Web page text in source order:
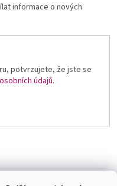
informace o nových
potvrzujete, že jste se
údajů.